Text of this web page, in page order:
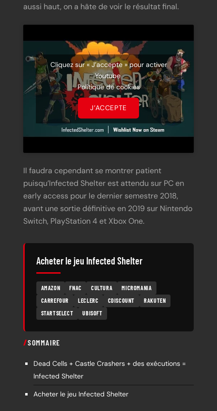
aussi haut, on a hâte de voir le résultat final.
Cliquez sur « J’accepte » pour activer
Youtube
Politique de cookies
J’ACCEPTE
Il faudra cependant se montrer patient
puisqu’Infected Shelter est attendu sur PC en
early access pour le dernier semestre 2018,
avant une sortie définitive en 2019 sur Nintendo
Switch, PlayStation 4 et Xbox One.
Acheter le jeu Infected Shelter
AMAZON FNAC CULTURA
MICROMANIA
CARREFOUR
LECLERC CDISCOUNT
RAKUTEN
STARTSELECT
UBISOFT
SOMMAIRE
Dead Cells + Castle Crashers + des exécutions =
Infected Shelter
Acheter le jeu Infected Shelter